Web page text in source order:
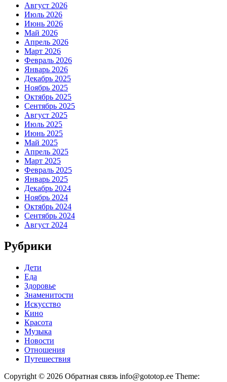
Август 2026
Июль 2026
Июнь 2026
Май 2026
Апрель 2026
Март 2026
Февраль 2026
Январь 2026
Декабрь 2025
Ноябрь 2025
Октябрь 2025
Сентябрь 2025
Август 2025
Июль 2025
Июнь 2025
Май 2025
Апрель 2025
Март 2025
Февраль 2025
Январь 2025
Декабрь 2024
Ноябрь 2024
Октябрь 2024
Сентябрь 2024
Август 2024
Рубрики
Дети
Еда
Здоровье
Знаменитости
Искусство
Кино
Красота
Музыка
Новости
Отношения
Путешествия
Copyright © 2026 Обратная связь info@gototop.ee Theme: